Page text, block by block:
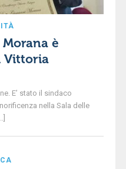
è
Vittoria
E’ stato il sindaco
nella Sala delle